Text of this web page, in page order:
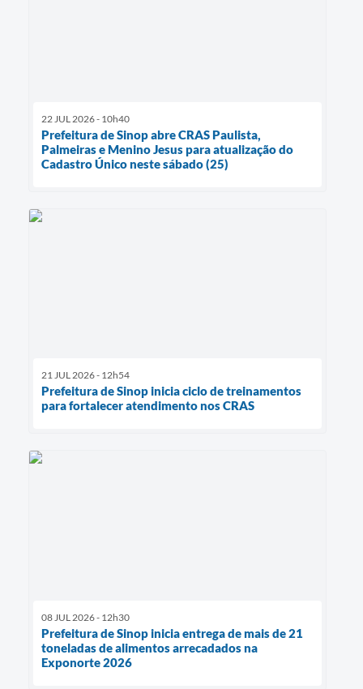
22 JUL 2026 - 10h40
Prefeitura de Sinop abre CRAS Paulista,
Palmeiras e Menino Jesus para atualização do
Cadastro Único neste sábado (25)
21 JUL 2026 - 12h54
Prefeitura de Sinop inicia ciclo de treinamentos
para fortalecer atendimento nos CRAS
08 JUL 2026 - 12h30
Prefeitura de Sinop inicia entrega de mais de 21
toneladas de alimentos arrecadados na
Exponorte 2026